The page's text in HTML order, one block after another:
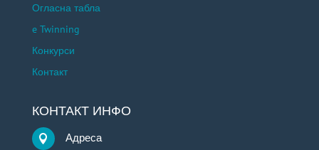
Огласна табла
e Twinning
Конкурси
Контакт
КОНТАКТ ИНФО
 Адреса